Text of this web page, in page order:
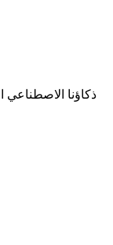
ذكاؤنا الاصطناعي